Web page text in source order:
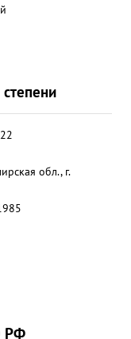
обл., г.
РФ